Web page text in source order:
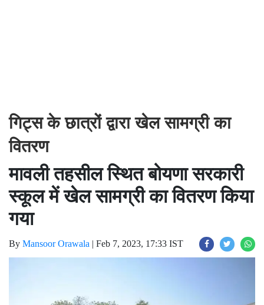
गिट्स के छात्रों द्वारा खेल सामग्री का
वितरण
मावली तहसील स्थित बोयणा सरकारी
स्कूल में खेल सामग्री का वितरण किया
गया
By Mansoor Orawala | Feb 7, 2023, 17:33 IST